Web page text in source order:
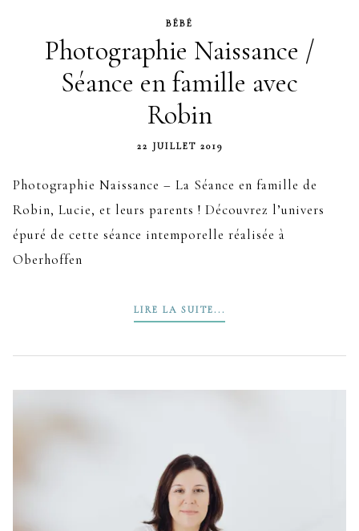
BÉBÉ
Photographie Naissance /
Séance en famille avec
Robin
22 JUILLET 2019
Photographie Naissance – La Séance en famille de
Robin, Lucie, et leurs parents ! Découvrez l’univers
épuré de cette séance intemporelle réalisée à
Oberhoffen
LIRE LA SUITE...